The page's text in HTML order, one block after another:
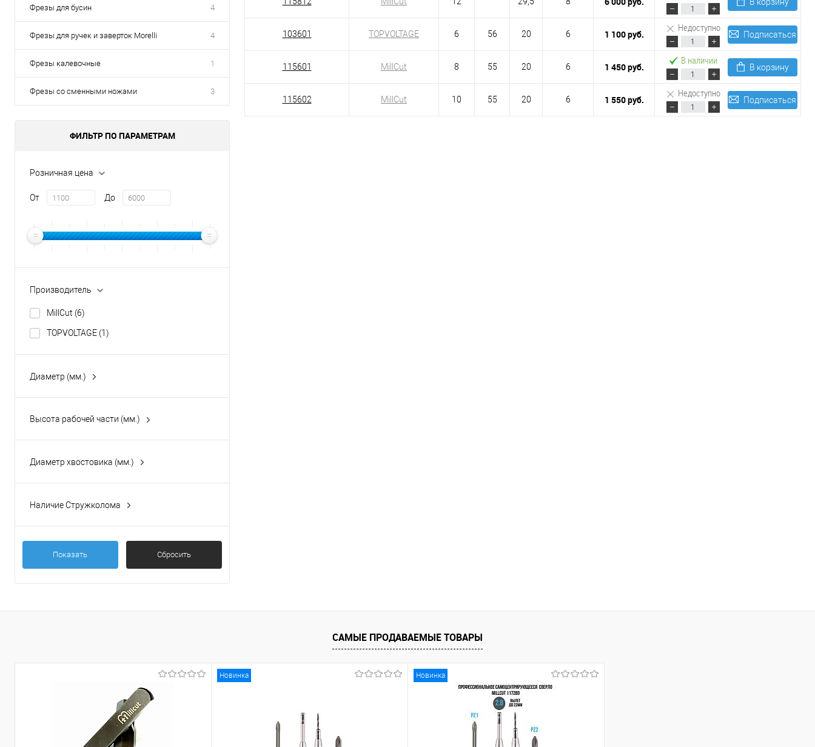
Фрезы для бусин 4
Фрезы для ручек и заверток Morelli 4
Фрезы калевочные 1
Фрезы со сменными ножами 3
ФИЛЬТР ПО ПАРАМЕТРАМ
Розничная цена
От До
Производитель
MillCut (6)
TOPVOLTAGE (1)
Диаметр (мм.)
Высота рабочей части (мм.)
Диаметр хвостовика (мм.)
Наличие Стружколома
Показать Сбросить
103601 TOPVOLTAGE 6 56 20 6 1 100 руб.
Недоступно
Подписаться
115601 MillCut 8 55 20 6 1 450 руб.
В наличии
В корзину
115602 MillCut 10 55 20 6 1 550 руб.
Недоступно
Подписаться
САМЫЕ ПРОДАВАЕМЫЕ ТОВАРЫ
Новинка Новинка